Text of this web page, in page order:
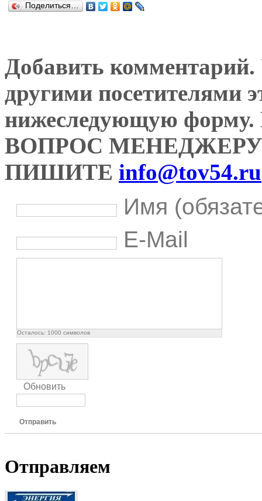
Поделиться…
Добавить комментарий.
другими посетителями
нижеследующую
ВОПРОС
ПИШИТЕ info@tov54.ru
Имя
E-Mail
Осталось: 1000 символов
Обновить
Отправить
Отправляем